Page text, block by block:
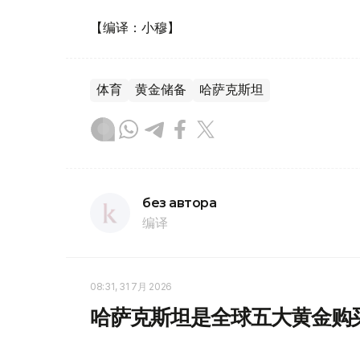
【编译：小穆】
体育 黄金储备 哈萨克斯坦
без автора
编译
08:31, 31 7月 2026
哈萨克斯坦是全球五大黄金购